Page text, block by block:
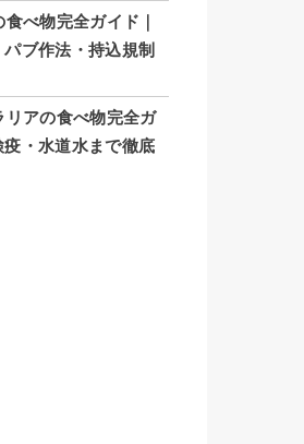
べ物完全ガイド｜
ブ作法・持込規制
リアの食べ物完全ガ
・水道水まで徹底